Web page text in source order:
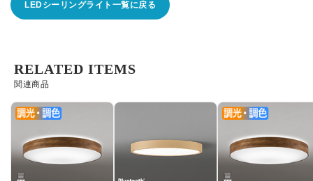
LEDシーリングライト一覧に戻る
関連商品
RELATED ITEMS